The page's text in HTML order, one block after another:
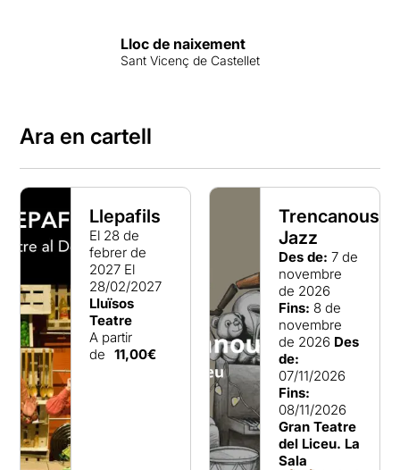
Lloc de naixement
Sant Vicenç de Castellet
Ara en cartell
Llepafils
El 28 de
febrer de
2027 El
28/02/2027
Lluïsos
Teatre
A partir
de 11,00€
Trencanous-
Jazz
Des de: 7 de
novembre
de 2026
Fins: 8 de
novembre
de 2026 Des
de:
07/11/2026
Fins:
08/11/2026
Gran Teatre
del Liceu. La
Sala